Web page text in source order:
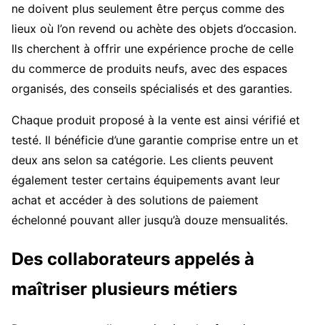
ne doivent plus seulement être perçus comme des
lieux où l’on revend ou achète des objets d’occasion.
Ils cherchent à offrir une expérience proche de celle
du commerce de produits neufs, avec des espaces
organisés, des conseils spécialisés et des garanties.
Chaque produit proposé à la vente est ainsi vérifié et
testé. Il bénéficie d’une garantie comprise entre un et
deux ans selon sa catégorie. Les clients peuvent
également tester certains équipements avant leur
achat et accéder à des solutions de paiement
échelonné pouvant aller jusqu’à douze mensualités.
Des collaborateurs appelés à
maîtriser plusieurs métiers